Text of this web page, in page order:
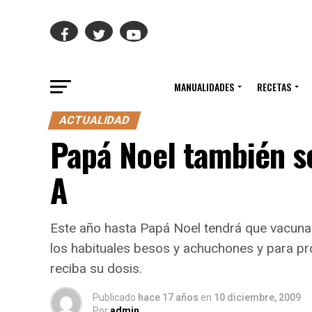
MANUALIDADES RECETAS
ACTUALIDAD
Papá Noel también
A
Este año hasta Papá Noel tendrá que
los habituales besos y achuchones y para
reciba su dosis.
Publicado hace 17 años en 10 diciembre, 2009